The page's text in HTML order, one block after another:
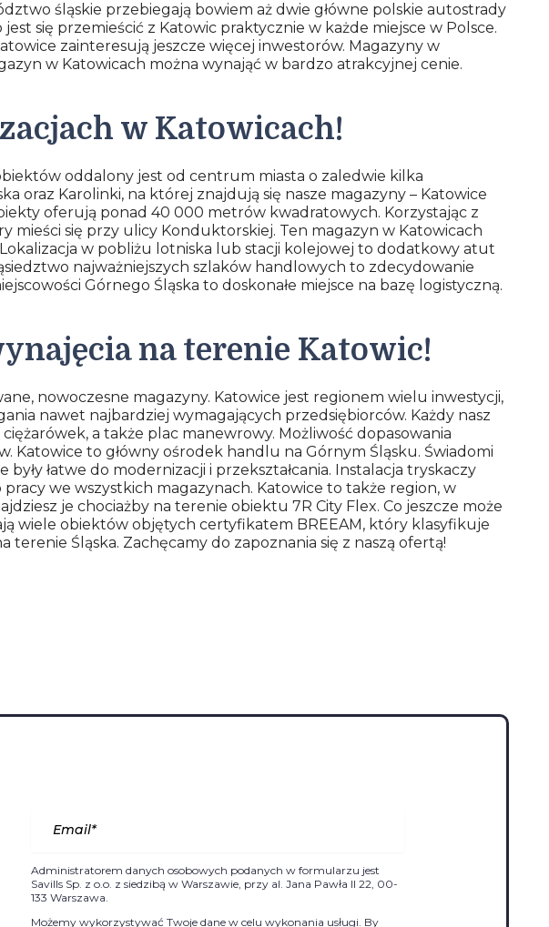
śląskie przebiegają bowiem aż dwie główne polskie autostrady
się przemieścić z Katowic praktycznie w każde miejsce w Polsce.
zainteresują jeszcze więcej inwestorów. Magazyny w
w Katowicach można wynająć w bardzo atrakcyjnej cenie.
w Katowicach!
oddalony jest od centrum miasta o zaledwie kilka
oraz Karolinki, na której znajdują się nasze magazyny – Katowice
oferują ponad 40 000 metrów kwadratowych. Korzystając z
mieści się przy ulicy Konduktorskiej. Ten magazyn w Katowicach
w pobliżu lotniska lub stacji kolejowej to dodatkowy atut
najważniejszych szlaków handlowych to zdecydowanie
Górnego Śląska to doskonałe miejsce na bazę logistyczną.
na terenie Katowic!
nowoczesne magazyny. Katowice jest regionem wielu inwestycji,
nawet najbardziej wymagających przedsiębiorców. Każdy nasz
a także plac manewrowy. Możliwość dopasowania
to główny ośrodek handlu na Górnym Śląsku. Świadomi
łatwe do modernizacji i przekształcania. Instalacja tryskaczy
we wszystkich magazynach. Katowice to także region, w
je chociażby na terenie obiektu 7R City Flex. Co jeszcze może
wiele obiektów objętych certyfikatem BREEAM, który klasyfikuje
Śląska. Zachęcamy do zapoznania się z naszą ofertą!
Administratorem danych osobowych podanych w formularzu jest
Savills Sp. z o.o. z siedzibą w Warszawie, przy al. Jana Pawła II 22, 00-
133 Warszawa.
Możemy wykorzystywać Twoje dane w celu wykonania usługi. By